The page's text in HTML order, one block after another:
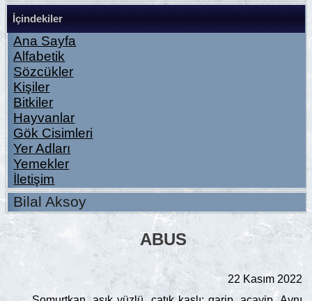
İçindekiler
Ana Sayfa
Alfabetik
Sözcükler
Kişiler
Bitkiler
Hayvanlar
Gök Cisimleri
Yer Adları
Yemekler
İletişim
Bilal Aksoy
ABUS
22 Kasım 2022